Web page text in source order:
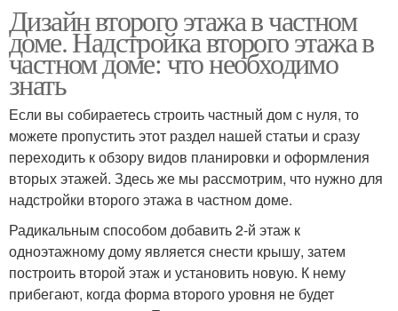
Дизайн второго этажа в частном
доме. Надстройка второго этажа в
частном доме: что необходимо
знать
Если вы собираетесь строить частный дом с нуля, то
можете пропустить этот раздел нашей статьи и сразу
переходить к обзору видов планировки и оформления
вторых этажей. Здесь же мы рассмотрим, что нужно для
надстройки второго этажа в частном доме.
Радикальным способом добавить 2-й этаж к
одноэтажному дому является снести крышу, затем
построить второй этаж и установить новую. К нему
прибегают, когда форма второго уровня не будет